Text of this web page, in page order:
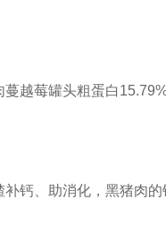
越莓罐头粗蛋白
钙、助消化，黑猪肉